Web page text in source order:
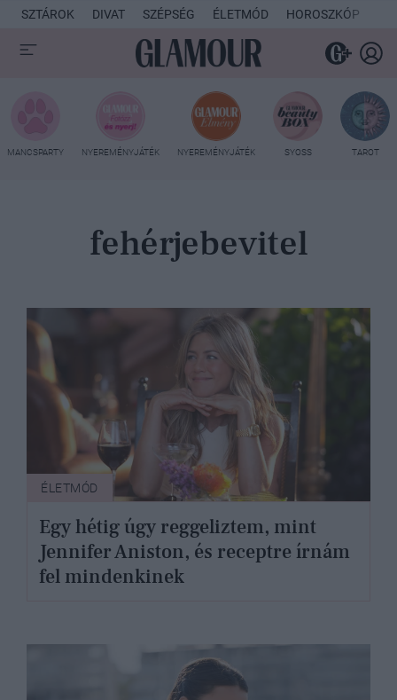
SZTÁROK DIVAT SZÉPSÉG ÉLETMÓD HOROSZKÓP
MANCSPARTY NYEREMÉNYJÁTÉK NYEREMÉNYJÁTÉK SYOSS TAROT
fehérjebevitel
ÉLETMÓD
Egy hétig úgy reggeliztem, mint
Jennifer Aniston, és receptre írnám
fel mindenkinek